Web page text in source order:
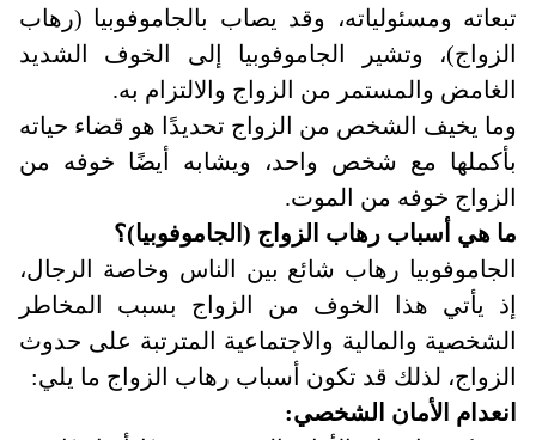
تبعاته ومسئولياته، وقد يصاب بالجاموفوبيا (رهاب
الزواج)، وتشير الجاموفوبيا إلى الخوف الشديد
الغامض والمستمر من الزواج والالتزام به.
وما يخيف الشخص من الزواج تحديدًا هو قضاء حياته
بأكملها مع شخص واحد، ويشابه أيضًا خوفه من
الزواج خوفه من الموت.
ما هي أسباب رهاب الزواج (الجاموفوبيا)؟
الجاموفوبيا رهاب شائع بين الناس وخاصة الرجال،
إذ يأتي هذا الخوف من الزواج بسبب المخاطر
الشخصية والمالية والاجتماعية المترتبة على حدوث
الزواج، لذلك قد تكون أسباب رهاب الزواج ما يلي:
انعدام الأمان الشخصي: